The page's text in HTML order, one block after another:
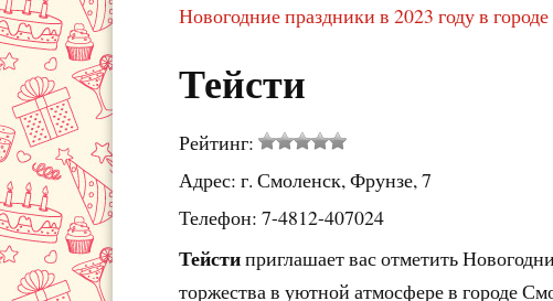
Новогодние праздники в 2023 году в
Тейсти
Рейтинг:
Адрес: г. Смоленск, Фрунзе, 7
Телефон: 7-4812-407024
Тейстиприглашает вас отметить
торжества в уютной атмосфере в городе